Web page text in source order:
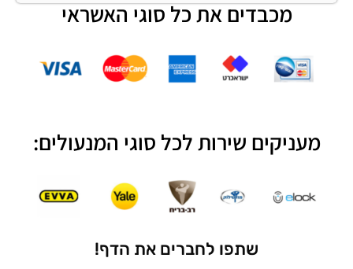
מכבדים את כל סוגי האשראי
מעניקים שירות לכל סוגי המנעולים:
שתפו לחברים את הדף!